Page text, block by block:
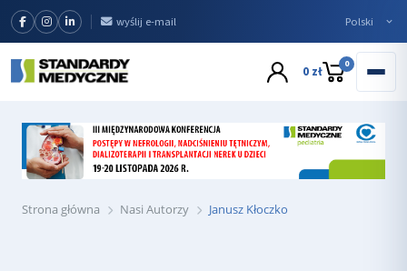
wyślij e-mail
0 zł 0
Strona główna Nasi Autorzy Janusz Kłoczko